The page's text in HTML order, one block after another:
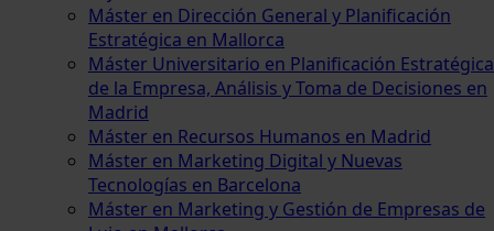
Máster en Dirección General y Planificación
Estratégica en Mallorca
Máster Universitario en Planificación Estratégica
de la Empresa, Análisis y Toma de Decisiones en
Madrid
Máster en Recursos Humanos en Madrid
Máster en Marketing Digital y Nuevas
Tecnologías en Barcelona
Máster en Marketing y Gestión de Empresas de